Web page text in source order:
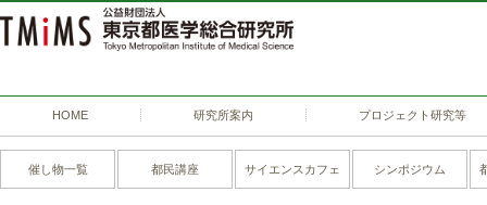
HOME 研究所案内 プロジェクト研究等
催し物一覧 都民講座 サイエンスカフェ シンポジウム